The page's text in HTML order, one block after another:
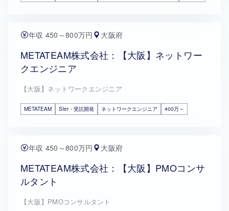
年収 450～800万円 大阪府
METATEAM株式会社：【大阪】ネットワー
クエンジニア
【大阪】ネットワークエンジニア
METATEAM SIer・受託開発 ネットワークエンジニア 400万～
年収 450～800万円 大阪府
METATEAM株式会社：【大阪】PMOコンサ
ルタント
【大阪】PMOコンサルタント